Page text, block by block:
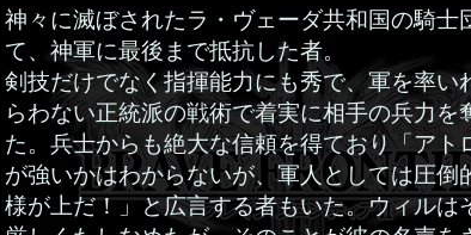
神々に滅ぼされたラ・ヴェーダ共和国の騎士
て、神軍に最後まで抵抗した者。
剣技だけでなく指揮能力にも秀で、軍を率い
らわない正統派の戦術で着実に相手の兵力を
た。兵士からも絶大な信頼を得ており「アト
が強いかはわからないが、軍人としては圧倒
様が上だ！」と広言する者もいた。ウィルは